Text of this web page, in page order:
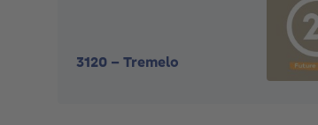
3120 - Tremelo